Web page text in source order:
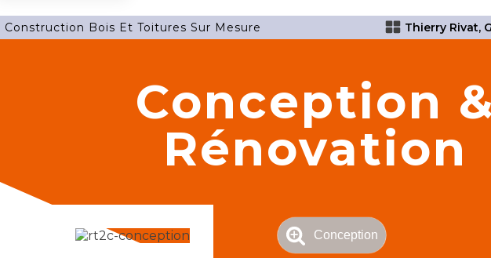
Construction Bois Et Toitures Sur Mesure Thierry Rivat,
Conception
Rénovation
Conception